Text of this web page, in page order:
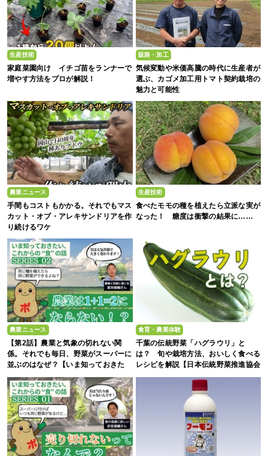
生産技術
家庭菜園向け イチゴ苗をランナーで
増やす方法をプロが解説！
販路・加工
気候変動や米価高騰の時代に生産者が
選ぶ、カゴメ加工用トマト契約栽培の
魅力と可能性
農業ニュース
手間もコストもかかる。それでもマス
カット・オブ・アレキサンドリアを作
り続けるワケ
生産技術
食べたモモの種を植えたら立派な実が
なった！ 糖度は衝撃の結果に……
農業ニュース
【第2話】農業と気象の切れない関
係。それでも毎日、野菜がスーパーに
並ぶのはなぜ？【いま知っておきた
食育・農業体験
千葉の伝統野菜「ハグラウリ」と
は？ 旬や栽培方法、おいしく食べる
レシピを解説【日本伝統野菜推進協会